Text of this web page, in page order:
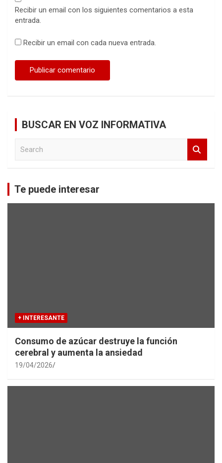
Recibir un email con los siguientes comentarios a esta
entrada.
Recibir un email con cada nueva entrada.
BUSCAR EN VOZ INFORMATIVA
c
h
Te puede interesar
+ INTERESANTE
Consumo de azúcar destruye la función
cerebral y aumenta la ansiedad
19/04/2026